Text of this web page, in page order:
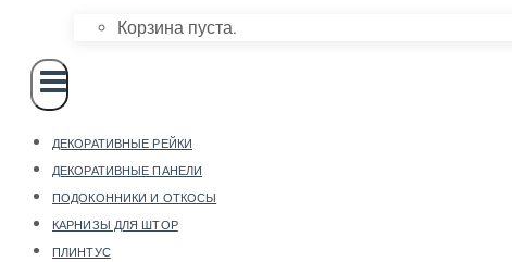
Корзина пуста.
ДЕКОРАТИВНЫЕ РЕЙКИ
ДЕКОРАТИВНЫЕ ПАНЕЛИ
ПОДОКОННИКИ И ОТКОСЫ
КАРНИЗЫ ДЛЯ ШТОР
ПЛИНТУС